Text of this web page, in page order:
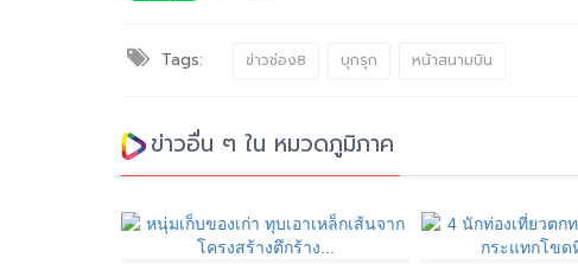
Tags: ข่าวช่อง8 บุกรุก หน้าสนามบิน
ข่าวอื่น ๆ ใน หมวดภูมิภาค